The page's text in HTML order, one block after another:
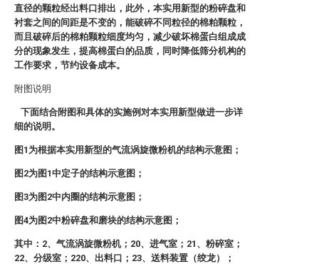
直径的颗粒经出料口排出，此外，本实用新型的粉碎盘和
衬套之间的间距是不变的，能破碎不同粒径的棉粕颗粒，
而且破碎后的棉粕颗粒细度均匀，减少破坏棉蛋白组成成
分的现象发生，提高棉蛋白的品质，同时降低筛分机构的
工作要求，节约设备成本。
附图说明
下面结合附图和具体的实施例对本实用新型做进一步详
细的说明。
图1为根据本实用新型的气流涡旋微粉机的结构示意图；
图2为图1中定子的结构示意图；
图3为图2中内圈的结构示意图；
图4为图2中粉碎盘和磨块的结构示意图；
其中：2、气流涡旋微粉机；20、进气室；21、粉碎室；
22、分级室；220、出料口；23、送料装置（绞龙）；